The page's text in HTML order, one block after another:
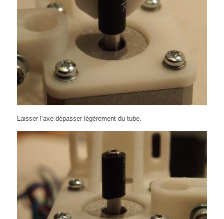
Laisser l’axe dépasser légèrement du tube.